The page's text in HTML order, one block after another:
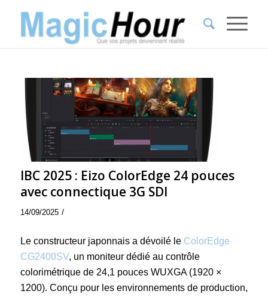
IBC 2025 : Eizo ColorEdge 24 pouces
avec connectique 3G SDI
14/09/2025 /
Le constructeur japonnais a dévoilé le ColorEdge
CG2400SV, un moniteur dédié au contrôle
colorimétrique de 24,1 pouces WUXGA (1920 ×
1200). Conçu pour les environnements de production,